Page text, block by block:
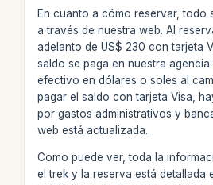
En cuanto a cómo reservar, todo
a través de nuestra web. Al
adelanto de US$ 230 con tarjeta
saldo se paga en nuestra
efectivo en dólares o soles al
pagar el saldo con tarjeta Visa,
por gastos administrativos y
web está actualizada.
Como puede ver, toda la
el trek y la reserva está detallada